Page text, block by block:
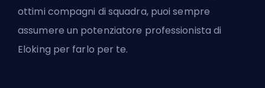
ottimi compagni di squadra, puoi sempre
assumere un potenziatore professionista di
Eloking per farlo per te.